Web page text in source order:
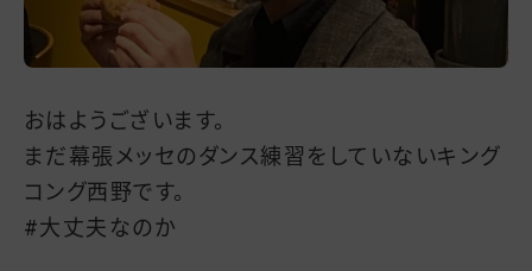
おはようございます。
まだ幕張メッセのダンス練習をしていないキング
コング西野です。
#大丈夫なのか